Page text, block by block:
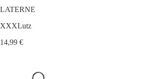
LATERNE
XXXLutz
14,99 €